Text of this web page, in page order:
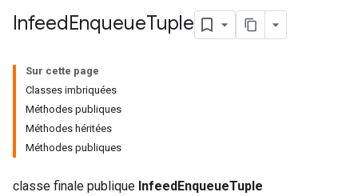
InfeedEnqueueTuple
Sur cette page
Classes imbriquées
Méthodes publiques
Méthodes héritées
Méthodes publiques
classe finale publique InfeedEnqueueTuple